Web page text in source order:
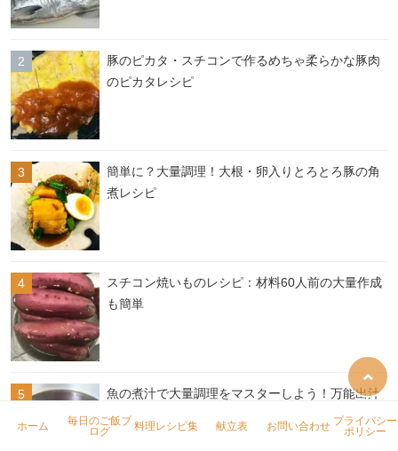
ホーム
毎日のご飯ブ
ログ
料理レシピ集 献立表 お問い合わせ プライバシー
ポリシー
豚のピカタ・スチコンで作るめちゃ柔らかな豚肉
のピカタレシピ
簡単に？大量調理！大根・卵入りとろとろ豚の角
煮レシピ
スチコン焼いものレシピ：材料60人前の大量作成
も簡単
魚の煮汁で大量調理をマスターしよう！万能出汁
の作り方の秘訣